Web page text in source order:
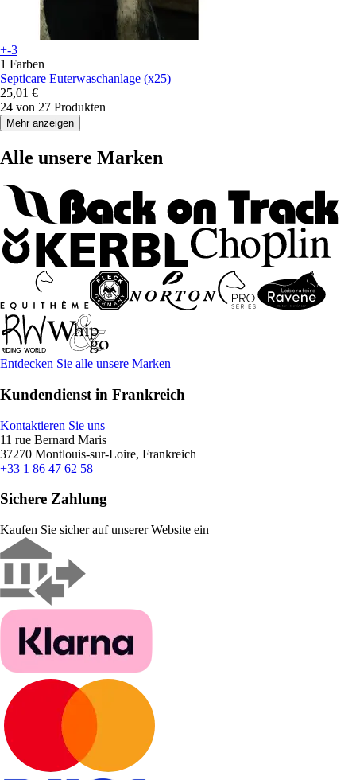
+-3
1 Farben
Septicare Euterwaschanlage (x25)
25,01 €
24 von 27 Produkten
Mehr anzeigen
Alle unsere Marken
Entdecken Sie alle unsere Marken
Kundendienst in Frankreich
Kontaktieren Sie uns
11 rue Bernard Maris
37270 Montlouis-sur-Loire, Frankreich
+33 1 86 47 62 58
Sichere Zahlung
Kaufen Sie sicher auf unserer Website ein